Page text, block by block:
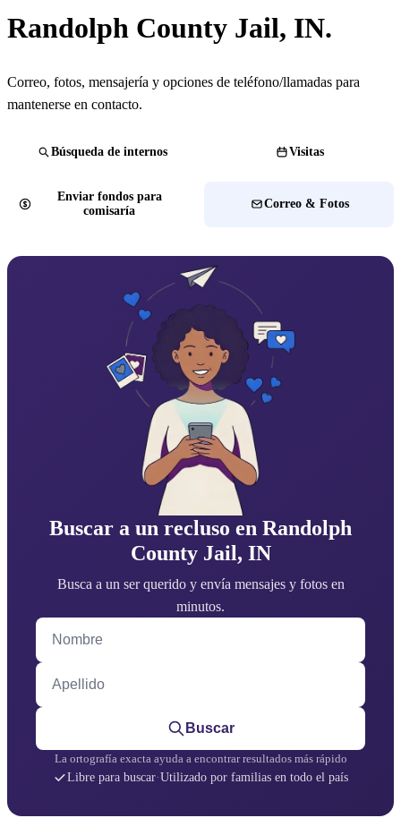
Randolph County Jail, IN.
Correo, fotos, mensajería y opciones de teléfono/llamadas para
mantenerse en contacto.
Búsqueda de internos Visitas
Enviar fondos para
comisaría
Correo & Fotos
Buscar a un recluso en Randolph
County Jail, IN
Busca a un ser querido y envía mensajes y fotos en
minutos.
Nombre
Apellido
Buscar
La ortografía exacta ayuda a encontrar resultados más rápido
Libre para buscar·Utilizado por familias en todo el país